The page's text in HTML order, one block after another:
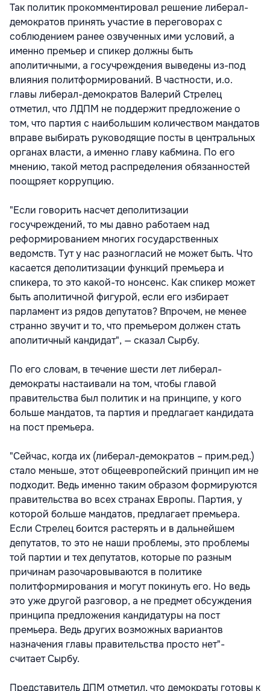
Так политик прокомментировал решение либерал-
демократов принять участие в переговорах с
соблюдением ранее озвученных ими условий, а
именно премьер и спикер должны быть
аполитичными, а госучреждения выведены из-под
влияния политформирований. В частности, и.о.
главы либерал-демократов Валерий Стрелец
отметил, что ЛДПМ не поддержит предложение о
том, что партия с наибольшим количеством мандатов
вправе выбирать руководящие посты в центральных
органах власти, а именно главу кабмина. По его
мнению, такой метод распределения обязанностей
поощряет коррупцию.
"Если говорить насчет деполитизации
госучреждений, то мы давно работаем над
реформированием многих государственных
ведомств. Тут у нас разногласий не может быть. Что
касается деполитизации функций премьера и
спикера, то это какой-то нонсенс. Как спикер может
быть аполитичной фигурой, если его избирает
парламент из рядов депутатов? Впрочем, не менее
странно звучит и то, что премьером должен стать
аполитичный кандидат", — сказал Сырбу.
По его словам, в течение шести лет либерал-
демократы настаивали на том, чтобы главой
правительства был политик и на принципе, у кого
больше мандатов, та партия и предлагает кандидата
на пост премьера.
"Сейчас, когда их (либерал-демократов – прим.ред.)
стало меньше, этот общеевропейский принцип им не
подходит. Ведь именно таким образом формируются
правительства во всех странах Европы. Партия, у
которой больше мандатов, предлагает премьера.
Если Стрелец боится растерять и в дальнейшем
депутатов, то это не наши проблемы, это проблемы
той партии и тех депутатов, которые по разным
причинам разочаровываются в политике
политформирования и могут покинуть его. Но ведь
это уже другой разговор, а не предмет обсуждения
принципа предложения кандидатуры на пост
премьера. Ведь других возможных вариантов
назначения главы правительства просто нет"-
считает Сырбу.
Представитель ДПМ отметил, что демократы готовы к